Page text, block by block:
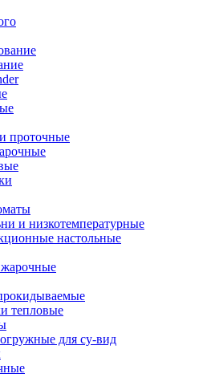
проточные
и низкотемпературные
настольные
тепловые
для су-вид